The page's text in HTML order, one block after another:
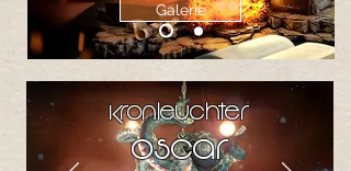
Galerie
Kronleuchter
Oscar